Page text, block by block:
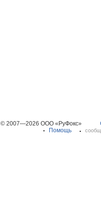
© 2007—2026 ООО «РуФокс»
Помощь